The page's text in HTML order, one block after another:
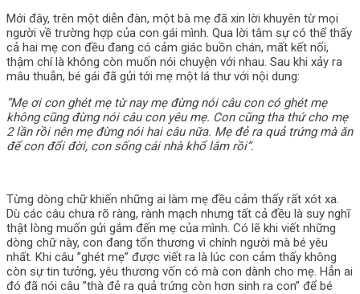
Mới đây, trên một diễn đàn, một bà mẹ đã xin lời khuyên từ mọi
người về trường hợp của con gái mình. Qua lời tâm sự có thể thấy
cả hai mẹ con đều đang có cảm giác buồn chán, mất kết nối,
thậm chí là không còn muốn nói chuyện với nhau. Sau khi xảy ra
mâu thuẫn, bé gái đã gửi tới mẹ một lá thư với nội dung:
”Mẹ ơi con ghét mẹ từ nay mẹ đừng nói câu con có ghét mẹ
không cũng đừng nói câu con yêu mẹ. Con cũng tha thứ cho mẹ
2 lần rồi nên mẹ đừng nói hai câu nữa. Mẹ đẻ ra quả trứng mà ăn
để con đổi đời, con sống cái nhà khổ lắm rồi”.
Từng dòng chữ khiến những ai làm mẹ đều cảm thấy rất xót xa.
Dù các câu chưa rõ ràng, rành mạch nhưng tất cả đều là suy nghĩ
thật lòng muốn gửi gắm đến mẹ của mình. Có lẽ khi viết những
dòng chữ này, con đang tổn thương vì chính người mà bé yêu
nhất. Khi câu ”ghét mẹ” được viết ra là lúc con cảm thấy không
còn sự tin tưởng, yêu thương vốn có mà con dành cho mẹ. Hẳn ai
đó đã nói câu ”thà đẻ ra quả trứng còn hơn sinh ra con” để bé